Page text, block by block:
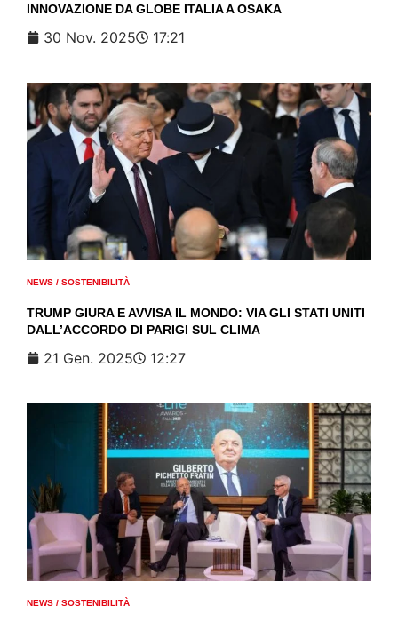
INNOVAZIONE DA GLOBE ITALIA A OSAKA
30 Nov. 2025 17:21
NEWS / SOSTENIBILITÀ
TRUMP GIURA E AVVISA IL MONDO: VIA GLI STATI UNITI
DALL’ACCORDO DI PARIGI SUL CLIMA
21 Gen. 2025 12:27
NEWS / SOSTENIBILITÀ